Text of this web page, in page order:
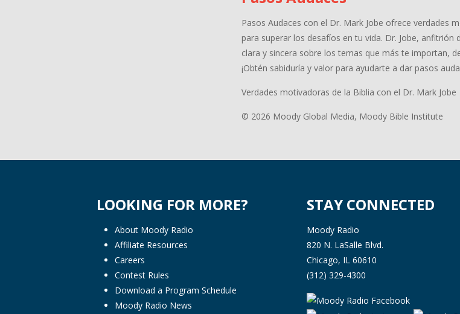
Pasos Audaces con el Dr. Mark Jobe ofrece verdades
para superar los desafíos en tu vida. Dr. Jobe,
clara y sincera sobre los temas que más te importan,
¡Obtén sabiduría y valor para ayudarte a dar pasos
Verdades motivadoras de la Biblia con el Dr. Mark Jobe
© 2026 Moody Global Media, Moody Bible Institute
LOOKING FOR MORE?
About Moody Radio
Affiliate Resources
Careers
Contest Rules
Download a Program Schedule
Moody Radio News
STAY CONNECTED
Moody Radio
820 N. LaSalle Blvd.
Chicago, IL 60610
(312) 329-4300